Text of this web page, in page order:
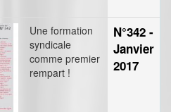
Une formation
syndicale
comme premier
rempart !
N°342 -
Janvier
2017